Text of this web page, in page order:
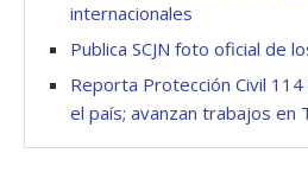
internacionales
Publica SCJN foto oficial de
Reporta Protección Civil
el país; avanzan trabajos en